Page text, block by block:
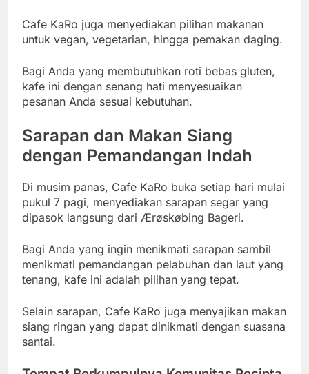
Cafe KaRo juga menyediakan pilihan makanan
untuk vegan, vegetarian, hingga pemakan daging.
Bagi Anda yang membutuhkan roti bebas gluten,
kafe ini dengan senang hati menyesuaikan
pesanan Anda sesuai kebutuhan.
Sarapan dan Makan Siang
dengan Pemandangan Indah
Di musim panas, Cafe KaRo buka setiap hari mulai
pukul 7 pagi, menyediakan sarapan segar yang
dipasok langsung dari Ærøskøbing Bageri.
Bagi Anda yang ingin menikmati sarapan sambil
menikmati pemandangan pelabuhan dan laut yang
tenang, kafe ini adalah pilihan yang tepat.
Selain sarapan, Cafe KaRo juga menyajikan makan
siang ringan yang dapat dinikmati dengan suasana
santai.